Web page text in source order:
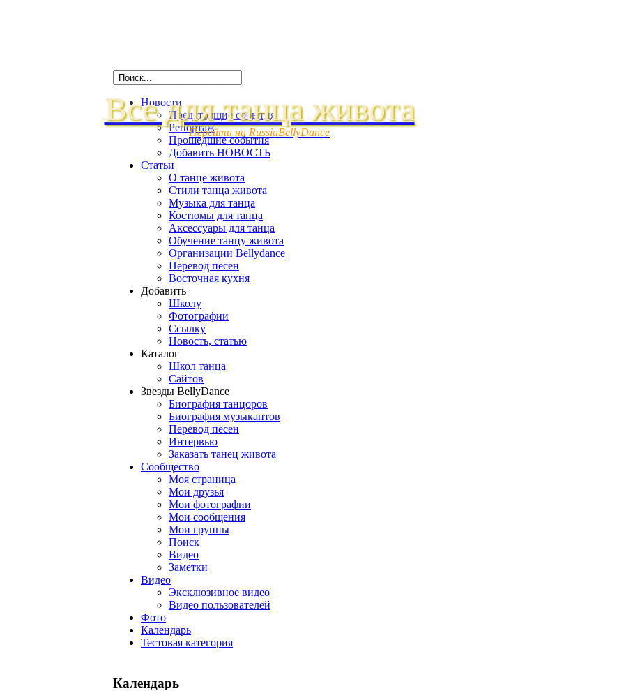
Все для танца живота
Перейти на RussiaBellyDance
Новости
Предстоящие события
Репортаж
Прошедшие события
Добавить НОВОСТЬ
Статьи
О танце живота
Стили танца живота
Музыка для танца
Костюмы для танца
Аксессуары для танца
Обучение танцу живота
Организации Bellydance
Перевод песен
Восточная кухня
Добавить
Школу
Фотографии
Ссылку
Новость, статью
Каталог
Школ танца
Сайтов
Звезды BellyDance
Биография танцоров
Биография музыкантов
Перевод песен
Интервью
Заказать танец живота
Сообщество
Моя страница
Мои друзья
Мои фотографии
Мои сообщения
Мои группы
Поиск
Видео
Заметки
Видео
Эксклюзивное видео
Видео пользователей
Фото
Календарь
Тестовая категория
Календарь